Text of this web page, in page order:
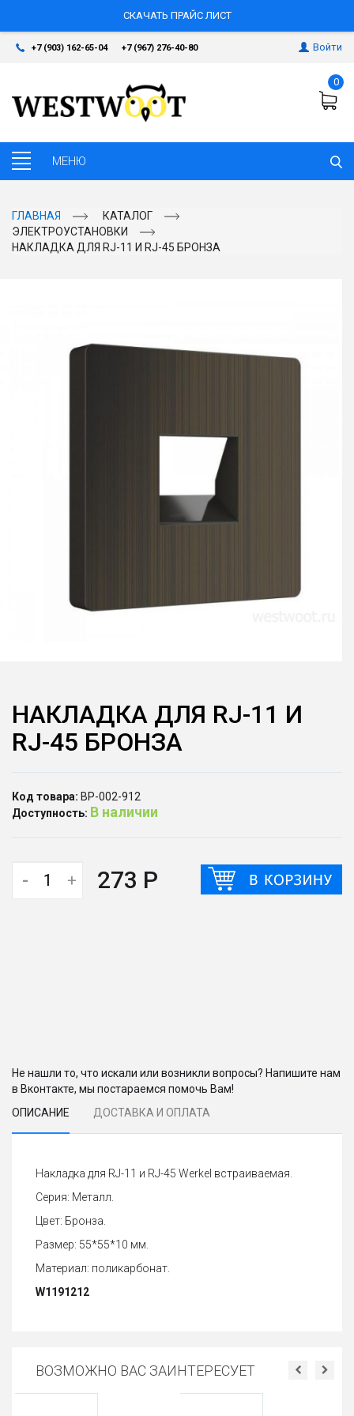
СКАЧАТЬ ПРАЙС ЛИСТ
+7 (903) 162-65-04 +7 (967) 276-40-80 Войти
0
ГЛАВНАЯ
КАТАЛОГ
ЭЛЕКТРОУСТАНОВКИ
НАКЛАДКА ДЛЯ RJ-11 И RJ-45 БРОНЗА
НАКЛАДКА ДЛЯ RJ-11 И
RJ-45 БРОНЗА
Код товара: ВР-002-912
Доступность: В наличии
- + 273 Р
Не нашли то, что искали или возникли вопросы? Напишите нам
в Вконтакте, мы постараемся помочь Вам!
ОПИСАНИЕ
ДОСТАВКА И ОПЛАТА
Накладка для RJ-11 и RJ-45 Werkel встраиваемая.
Серия: Металл.
Цвет: Бронза.
Размер: 55*55*10 мм.
Материал: поликарбонат.
W1191212
ВОЗМОЖНО ВАС ЗАИНТЕРЕСУЕТ